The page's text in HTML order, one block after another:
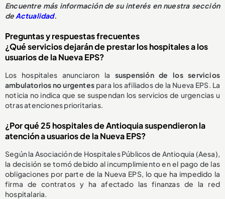
Encuentre más información de su interés en nuestra sección
deActualidad.
Preguntas y respuestas frecuentes
¿Qué servicios dejarán de prestar los hospitales a los
usuarios de la Nueva EPS?
Los hospitales anunciaron la suspensión de los servicios
ambulatorios no urgentes para los afiliados de la Nueva EPS. La
noticia no indica que se suspendan los servicios de urgencias u
otras atenciones prioritarias.
¿Por qué 25 hospitales de Antioquia suspendieron la
atención a usuarios de la Nueva EPS?
Según la Asociación de Hospitales Públicos de Antioquia (Aesa),
la decisión se tomó debido al incumplimiento en el pago de las
obligaciones por parte de la Nueva EPS, lo que ha impedido la
firma de contratos y ha afectado las finanzas de la red
hospitalaria.